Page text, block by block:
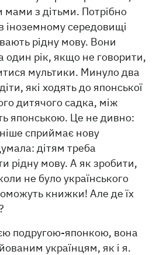
з дітьми. Потрібно
іноземному середовищі
рідну мову. Вони
один рік, якщо не говорити,
мультики. Минуло два
які ходять до японської
дитячого садка, між
японською. Це не дивно:
сприймає нову
дітям треба
рідну мову. А як зробити,
не було українського
книжки! Але де їх
подругою-японкою, вона
українцям, як і я.